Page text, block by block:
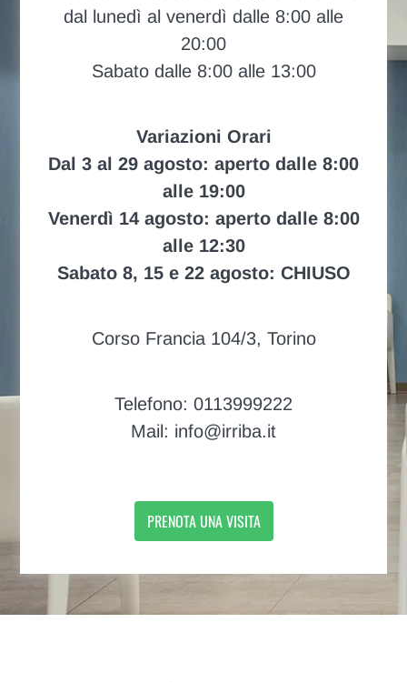
dal lunedì al venerdì dalle 8:00 alle
20:00
Sabato dalle 8:00 alle 13:00
Variazioni Orari
Dal 3 al 29 agosto: aperto dalle 8:00
alle 19:00
Venerdì 14 agosto: aperto dalle 8:00
alle 12:30
Sabato 8, 15 e 22 agosto: CHIUSO
Corso Francia 104/3, Torino
Telefono: 0113999222
Mail: info@irriba.it
PRENOTA UNA VISITA